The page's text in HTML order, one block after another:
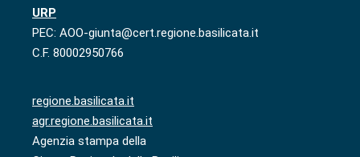
URP
PEC: AOO-giunta@cert.regione.basilicata.it
C.F. 80002950766
regione.basilicata.it
agr.regione.basilicata.it
Agenzia stampa della